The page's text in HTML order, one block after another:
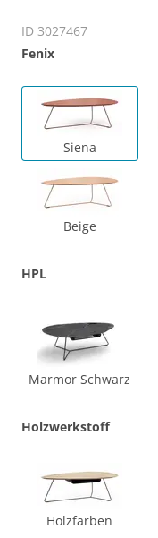
ID 3027467
Fenix
Siena
Beige
HPL
Marmor Schwarz
Holzwerkstoff
Holzfarben